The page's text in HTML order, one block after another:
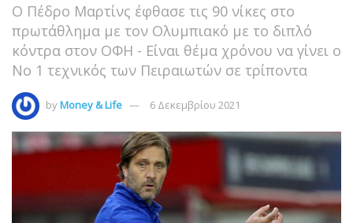
Ο Πέδρο Μαρτίνς έφθασε τις 90 νίκες στο
πρωτάθλημα με τον Ολυμπιακό με το διπλό
κόντρα στον ΟΦΗ - Είναι θέμα χρόνου να γίνει ο
Νο 1 τεχνικός των Πειραιωτών σε τρίποντα
byMoney & Life 6 Δεκεμβρίου 2021